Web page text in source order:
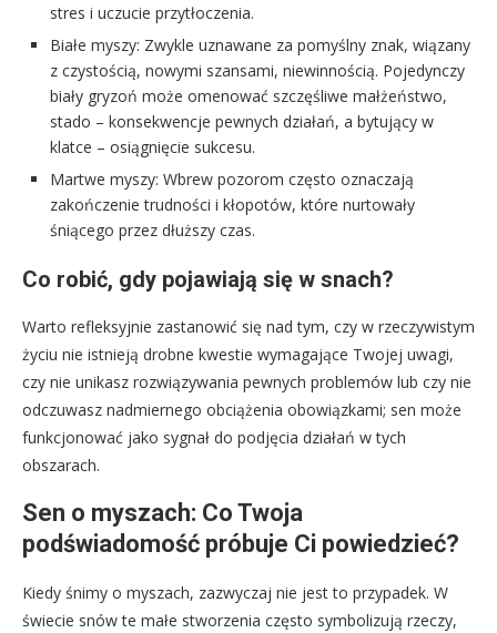
stres i uczucie przytłoczenia.
Białe myszy: Zwykle uznawane za pomyślny znak, wiązany
z czystością, nowymi szansami, niewinnością. Pojedynczy
biały gryzoń może omenować szczęśliwe małżeństwo,
stado – konsekwencje pewnych działań, a bytujący w
klatce – osiągnięcie sukcesu.
Martwe myszy: Wbrew pozorom często oznaczają
zakończenie trudności i kłopotów, które nurtowały
śniącego przez dłuższy czas.
Co robić, gdy pojawiają się w snach?
Warto refleksyjnie zastanowić się nad tym, czy w rzeczywistym
życiu nie istnieją drobne kwestie wymagające Twojej uwagi,
czy nie unikasz rozwiązywania pewnych problemów lub czy nie
odczuwasz nadmiernego obciążenia obowiązkami; sen może
funkcjonować jako sygnał do podjęcia działań w tych
obszarach.
Sen o myszach: Co Twoja
podświadomość próbuje Ci powiedzieć?
Kiedy śnimy o myszach, zazwyczaj nie jest to przypadek. W
świecie snów te małe stworzenia często symbolizują rzeczy,